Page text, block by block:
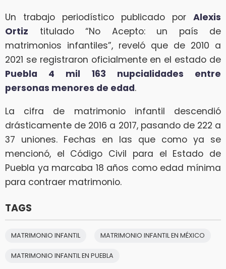
Un trabajo periodístico publicado por Alexis
Ortiz titulado “No Acepto: un país de
matrimonios infantiles”, reveló que de 2010 a
2021 se registraron oficialmente en el estado de
Puebla 4 mil 163 nupcialidades entre
personas menores de edad.
La cifra de matrimonio infantil descendió
drásticamente de 2016 a 2017, pasando de 222 a
37 uniones. Fechas en las que como ya se
mencionó, el Código Civil para el Estado de
Puebla ya marcaba 18 años como edad mínima
para contraer matrimonio.
TAGS
MATRIMONIO INFANTIL MATRIMONIO INFANTIL EN MÉXICO
MATRIMONIO INFANTIL EN PUEBLA